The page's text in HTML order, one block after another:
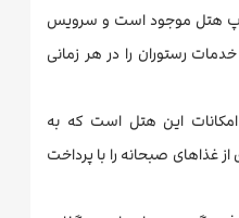
هتل موجود است و سرویس
از خدمات رستوران را در هر زمانی
این هتل است که به
غذاهای صبحانه را با پرداخت